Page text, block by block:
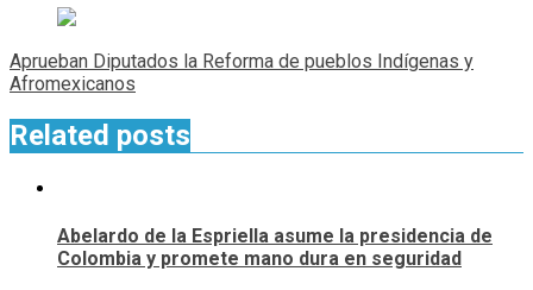
Aprueban Diputados la Reforma de pueblos Indígenas y
Afromexicanos
Related posts
Abelardo de la Espriella asume la presidencia de
Colombia y promete mano dura en seguridad